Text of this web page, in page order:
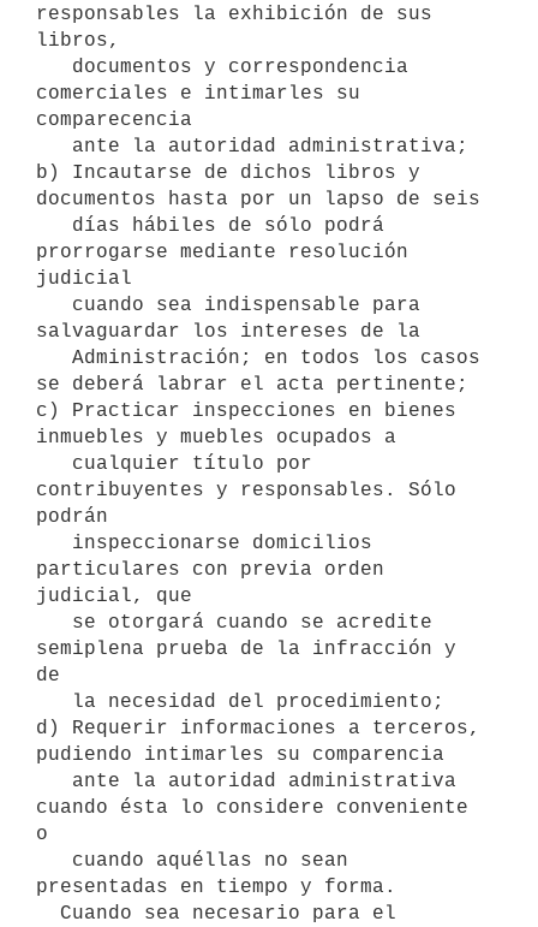
responsables la exhibición de sus
libros,
comerciales e intimarles su
comparecencia
b) Incautarse de dichos libros y
documentos hasta por un lapso de seis
prorrogarse mediante resolución
judicial
salvaguardar los intereses de la
se deberá labrar el acta pertinente;
c) Practicar inspecciones en bienes
inmuebles y muebles ocupados a
contribuyentes y responsables. Sólo
podrán
particulares con previa orden
judicial, que
semiplena prueba de la infracción y
de
d) Requerir informaciones a terceros,
pudiendo intimarles su comparencia
cuando ésta lo considere conveniente
o
presentadas en tiempo y forma.